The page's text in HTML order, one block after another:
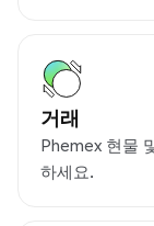
거래
Phemex 현물
하세요.